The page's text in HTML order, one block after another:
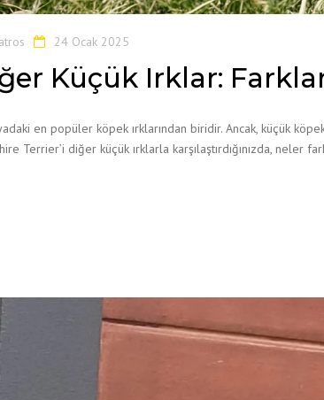
24 Ocak 2025
Küçük Irklar:
en popüler köpek ırklarından biridir. Ancak, küçük
Terrier’i diğer küçük ırklarla karşılaştırdığınızda, neler